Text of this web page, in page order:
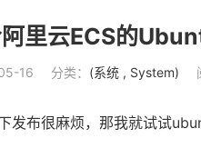
里云ECS的
16 分类： (系统 , System)
布很麻烦，那我就试试